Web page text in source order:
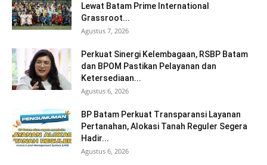
Lewat Batam Prime International
Grassroot...
Agustus 7, 2026
Perkuat Sinergi Kelembagaan, RSBP Batam
dan BPOM Pastikan Pelayanan dan
Ketersediaan...
Agustus 6, 2026
BP Batam Perkuat Transparansi Layanan
Pertanahan, Alokasi Tanah Reguler Segera
Hadir...
Agustus 6, 2026